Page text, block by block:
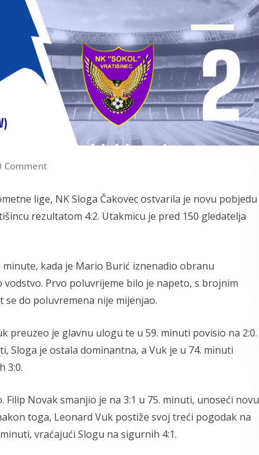
Comment
lige, NK Sloga Čakovec ostvarila je novu pobjedu
rezultatom 4:2. Utakmicu je pred 150 gledatelja
kada je Mario Burić iznenadio obranu
Prvo poluvrijeme bilo je napeto, s brojnim
do poluvremena nije mijenjao.
preuzeo je glavnu ulogu te u 59. minuti povisio na 2:0.
Sloga je ostala dominantna, a Vuk je u 74. minuti
3:0.
Filip Novak smanjio je na 3:1 u 75. minuti, unoseći novu
toga, Leonard Vuk postiže svoj treći pogodak na
vraćajući Slogu na sigurnih 4:1.